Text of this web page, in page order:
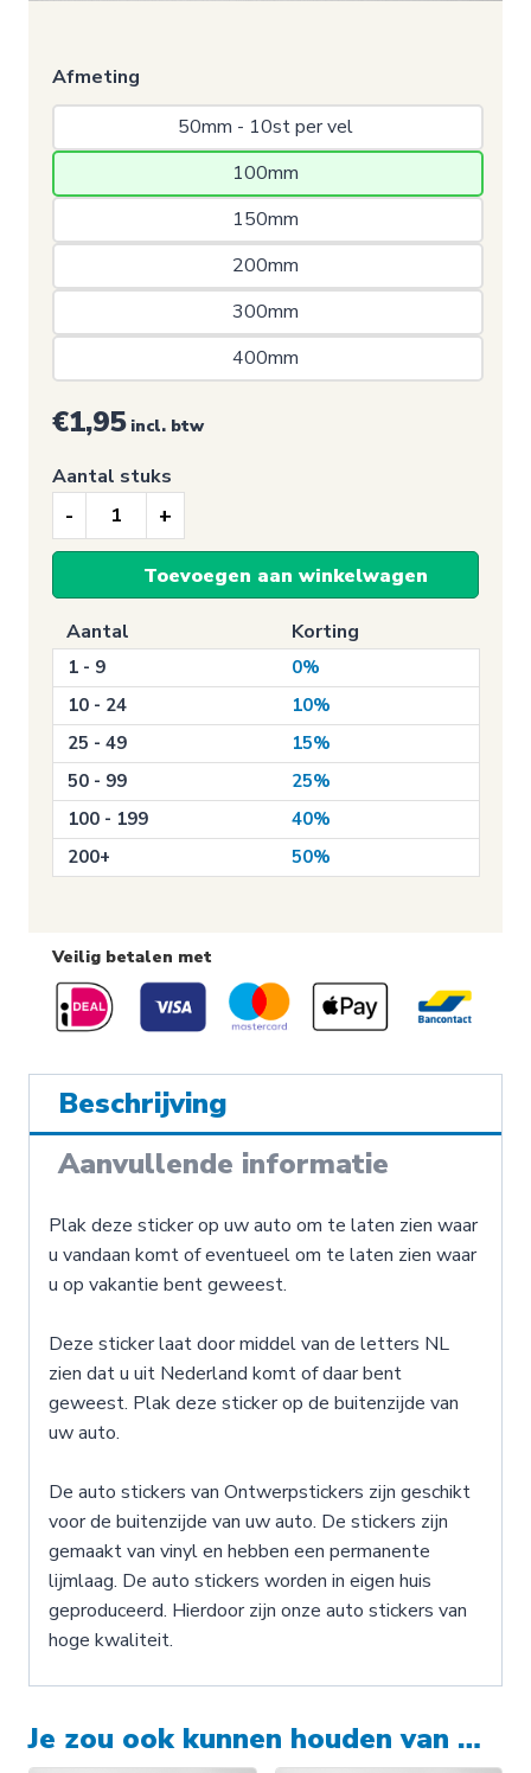
Afmeting
50mm - 10st per vel
100mm
150mm
200mm
300mm
400mm
€1,95 incl. btw
Sticker,
Nederland
aantal
Aantal stuks
Toevoegen aan winkelwagen
Aantal Korting
1 - 9
0%
10 - 24
10%
25 - 49
15%
50 - 99
25%
100 - 199
40%
200+
50%
Veilig betalen met
Beschrijving
Aanvullende informatie
Plak deze sticker op uw auto om te laten zien waar
u vandaan komt of eventueel om te laten zien waar
u op vakantie bent geweest.
Deze sticker laat door middel van de letters NL
zien dat u uit Nederland komt of daar bent
geweest. Plak deze sticker op de buitenzijde van
uw auto.
De auto stickers van Ontwerpstickers zijn geschikt
voor de buitenzijde van uw auto. De stickers zijn
gemaakt van vinyl en hebben een permanente
lijmlaag. De auto stickers worden in eigen huis
geproduceerd. Hierdoor zijn onze auto stickers van
hoge kwaliteit.
Je zou ook kunnen houden van …